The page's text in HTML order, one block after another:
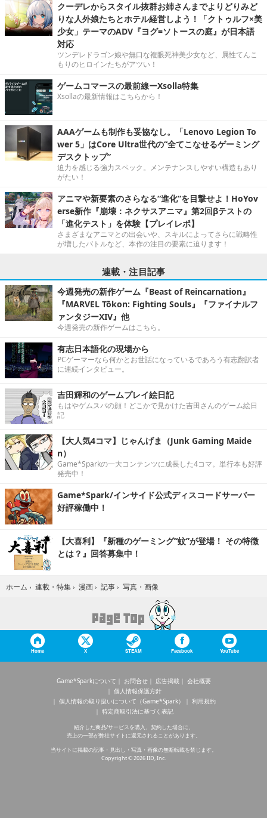
クーデレからスタイル抜群お姉さんまでよりどりみど
りな人外娘たちとホテル経営しよう！「クトゥルフ×美
少女」テーマのADV『ヨグ=ソトースの庭』が日本語
対応
ツンデレドラゴン娘や無口な複眼死神美少女など、属性てんこ
もりのヒロインたちがアツい！
ゲームコマースの最前線ーXsolla特集
Xsollaの最新情報はこちらから！
AAAゲームも制作も妥協なし。「Lenovo Legion To
wer 5」はCore Ultra世代の“全てこなせるゲーミング
デスクトップ”
迫力を感じる強力スペック。メンテナンスしやすい構造もあり
がたい！
アニマや新要素のさらなる“進化”を目撃せよ！HoYov
erse新作『崩壊：ネクサスアニマ』第2回βテストの
「進化テスト」を体験【プレイレポ】
さまざまなアニマとの出会いや、スキルによってさらに戦略性
が増したバトルなど、本作の注目の要素に迫ります！
連載・注目記事
今週発売の新作ゲーム『Beast of Reincarnation』
『MARVEL Tōkon: Fighting Souls』『ファイナルフ
ァンタジーXIV』他
今週発売の新作ゲームはこちら。
有志日本語化の現場から
PCゲーマーなら何かとお世話になっているであろう有志翻訳者
に連続インタビュー。
吉田輝和のゲームプレイ絵日記
もはやゲムスパの顔！どこかで見かけた吉田さんのゲーム絵日
記
【大人気4コマ】じゃんげま（Junk Gaming Maide
n）
Game*Sparkの一大コンテンツに成長した4コマ。単行本も好評
発売中！
Game*Spark/インサイド公式ディスコードサーバー
好評稼働中！
【大喜利】『新種のゲーミング“蚊”が登場！ その特徴
とは？』回答募集中！
ホーム › 連載・特集 › 漫画 › 記事 › 写真・画像
Home X STEAM Facebook YouTube
Game*Sparkについて お問合せ 広告掲載
会社概要
個人情報保護方針
個人情報の取り扱いについて（Game*Spark）
利用規約
特定商取引法に基づく表記
紹介した商品/サービスを購入、契約した場合に、
売上の一部が弊社サイトに還元されることがあります。
当サイトに掲載の記事・見出し・写真・画像の無断転載を禁じます。
Copyright © 2026 IID, Inc.